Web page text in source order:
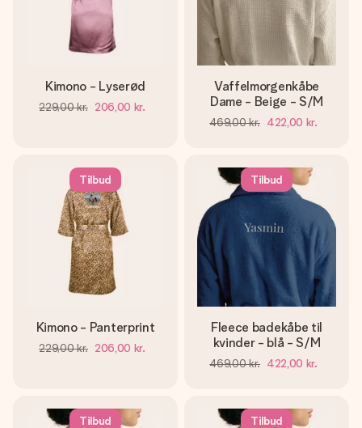
Kimono - Lyserød
229,00 kr. 206,00 kr.
Vaffelmorgenkåbe
Dame - Beige - S/M
469,00 kr. 422,00 kr.
Tilbud
Kimono - Panterprint
229,00 kr. 206,00 kr.
Tilbud
Fleece badekåbe til
kvinder - blå - S/M
469,00 kr. 422,00 kr.
Tilbud Tilbud